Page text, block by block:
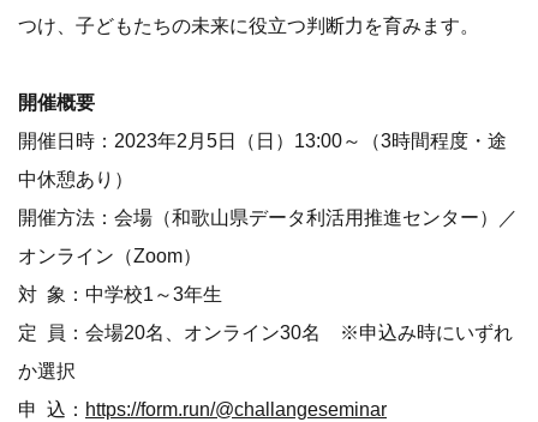
つけ、子どもたちの未来に役立つ判断力を育みます。
開催概要
開催日時：2023年2月5日（日）13:00～（3時間程度・途
中休憩あり）
開催方法：会場（和歌山県データ利活用推進センター）／
オンライン（Zoom）
対 象：中学校1～3年生
定 員：会場20名、オンライン30名 ※申込み時にいずれ
か選択
申 込： https://form.run/@challangeseminar